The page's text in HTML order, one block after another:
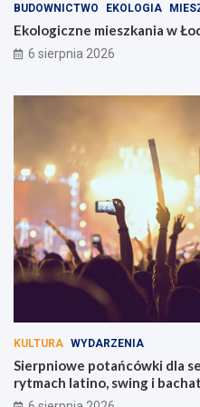
w
Ł
o
d
i
3
r
d
z
i
n
y
1
5
t
y
g
l
a
s
e
i
w
w
o
d
z
i
:
a
ń
c
z
w
BUDOWNICTWO EKOLOGIA
Ekologiczne mieszkania w
6 sierpnia 2026
KULTURA WYDARZENIA
Sierpniowe potańcówki dla
rytmach latino, swing i